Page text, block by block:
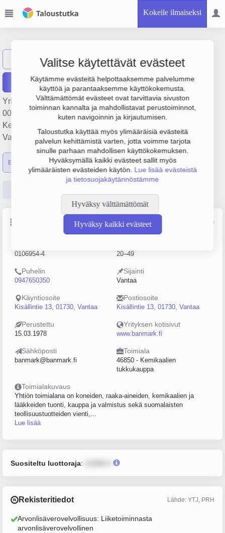
Kokeile ilmaiseksi
Valitse käytettävät evästeet
Käytämme evästeitä helpottaaksemme palvelumme
käyttöä ja parantaaksemme käyttökokemusta.
Välttämättömät evästeet ovat tarvittavia sivuston
toiminnan kannalta ja mahdollistavat perustoiminnot,
kuten navigoinnin ja kirjautumisen.
Taloustutka käyttää myös ylimääräisiä evästeitä
palvelun kehittämistä varten, jotta voimme tarjota
sinulle parhaan mahdollisen käyttökokemuksen.
Hyväksymällä kaikki evästeet sallit myös
ylimääräisten evästeiden käytön. Lue lisää evästeistä
ja tietosuojakäytännöstämme
Hyväksy välttämättömät
Hyväksy kaikki evästeet
Näytä haku Banmark Oy Ab
Raportit
Yrityksen Banmark Oy Ab liikevaihto on 19 milj. €, tulos 406
000 € ja henkilöstömäärä 26. Sen päätoimiala on
Kemikaalien tukkukauppa, perustamisvuosi 1978 ja sijainti
Vantaa. Yrityksen yhtiömuoto Osakeyhtiö (OY).
Emon luvut Konsernin luvut
Lähde: YTJ, PRH, Traficom
0106954-4 20–49
Puhelin
0947650350
Sijainti
Vantaa
Käyntiosoite
Kisällintie 13, 01730, Vantaa
Postiosoite
Kisällintie 13, 01730, Vantaa
Perustettu
15.03.1978
Yrityksen kotisivut
www.banmark.fi
Sähköposti
banmark@banmark.fi
Toimiala
46850 - Kemikaalien
tukkukauppa
Toimialakuvaus
Yhtiön toimialana on koneiden, raaka-aineiden, kemikaalien ja
lääkkeiden tuonti, kauppa ja valmistus sekä suomalaisten
teollisuustuotteiden vienti,...
Lue lisää
Suositeltu luottoraja:
Rekisteritiedot Lähde: YTJ, PRH
Arvonlisäverovelvollisuus: Liiketoiminnasta
arvonlisäverovelvollinen